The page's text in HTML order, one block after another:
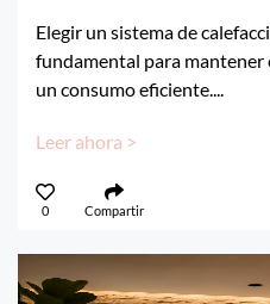
Elegir un sistema de
fundamental para
un consumo eficiente....
Leer ahora >
0 Compartir